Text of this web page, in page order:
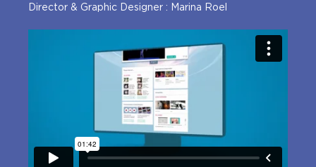
Director & Graphic Designer : Marina Roel